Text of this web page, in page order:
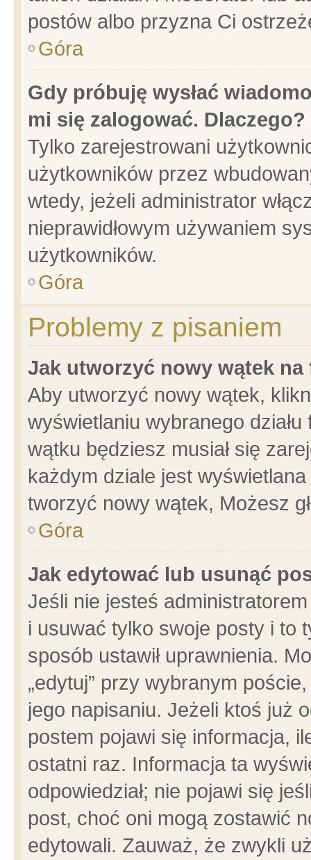
postów albo przyzna Ci
Góra
Gdy próbuję wysłać
mi się zalogować. Dlaczego?
Tylko zarejestrowani
użytkowników przez
wtedy, jeżeli administrator
nieprawidłowym używaniem
użytkowników.
Góra
Problemy z pisaniem
Jak utworzyć nowy wątek na
Aby utworzyć nowy wątek,
wyświetlaniu wybranego
wątku będziesz musiał się
każdym dziale jest
tworzyć nowy wątek, Możesz
Góra
Jak edytować lub usunąć
Jeśli nie jesteś
i usuwać tylko swoje posty i to
sposób ustawił uprawnienia.
„edytuj” przy wybranym
jego napisaniu. Jeżeli ktoś już
postem pojawi się informacja,
ostatni raz. Informacja ta
odpowiedział; nie pojawi się
post, choć oni mogą zostawić
edytowali. Zauważ, że zwykli